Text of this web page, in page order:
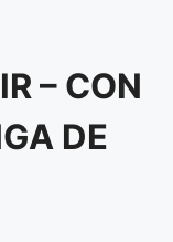
– CON
DE